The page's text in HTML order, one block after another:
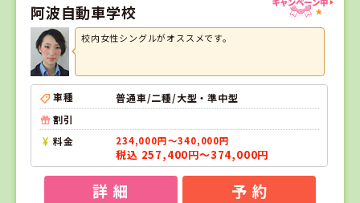
阿波自動車学校
校内女性シングルがオススメです。
車種
普通車/二種/大型・準中型
割引
料金
234,000円～340,000円
税込 257,400円～374,000円
詳 細 予 約